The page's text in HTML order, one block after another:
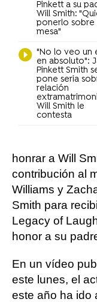
Pinkett a su
Will Smith:
ponerlo sobre
mesa"
"No lo veo un
en absoluto":
Pinkett Smith
pone seria
relación
Will Smith le
contesta
honrar a Will
contribución al
Williams y
Smith para
Legacy of
honor a su
En un vídeo
este lunes, el
este año ha ido